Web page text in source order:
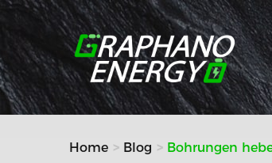
Weiter
Inhalt
Home Blog Bohrungen